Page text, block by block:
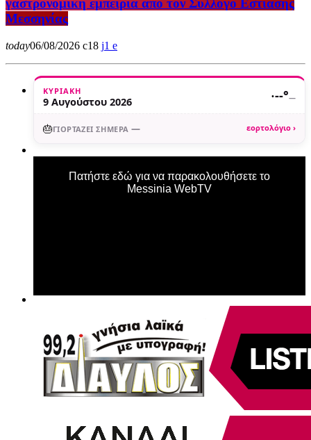
γαστρονομική εμπειρία από τον Σύλλογο Εστίασης
Μεσσηνίας
today06/08/2026 18 1
ΚΥΡΙΑΚΉ
9 Αυγούστου 2026 ·--°—
🎂ΓΙΟΡΤΆΖΕΙ ΣΉΜΕΡΑ — εορτολόγιο ›
Πατήστε εδώ για να παρακολουθήσετε το
Messinia WebTV